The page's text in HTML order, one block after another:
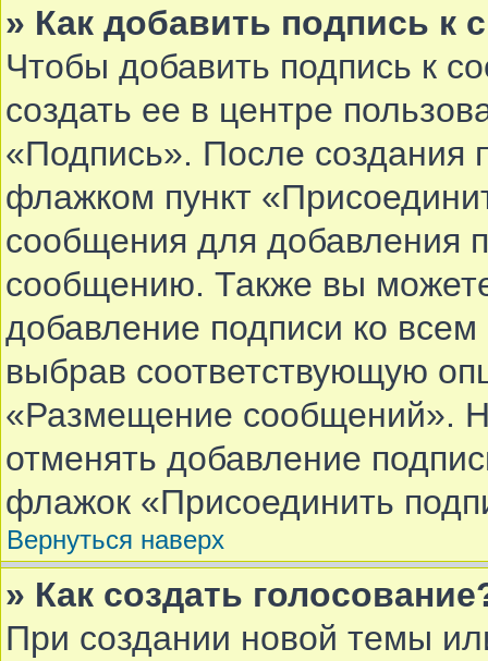
» Как добавить подпись
Чтобы добавить подпись к
создать ее в центре
«Подпись». После создания
флажком пункт
сообщения для добавления
сообщению. Также вы
добавление подписи ко
выбрав соответствующую
«Размещение сообщений».
отменять добавление
флажок «Присоединить
Вернуться наверх
» Как создать
При создании новой темы